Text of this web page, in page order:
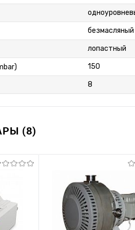
безмасляный
лопастный
150
8
(8)